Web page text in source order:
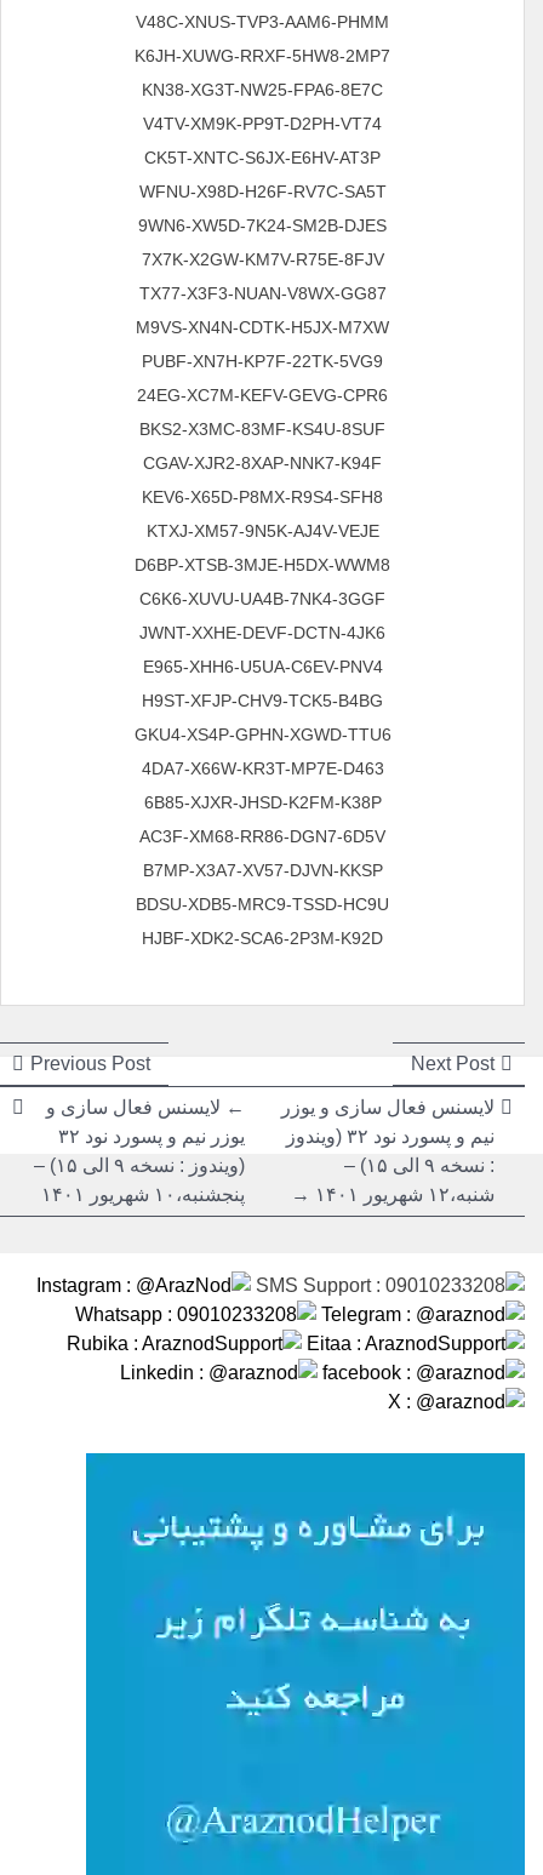
V48C-XNUS-TVP3-AAM6-PHMM
K6JH-XUWG-RRXF-5HW8-2MP7
KN38-XG3T-NW25-FPA6-8E7C
V4TV-XM9K-PP9T-D2PH-VT74
CK5T-XNTC-S6JX-E6HV-AT3P
WFNU-X98D-H26F-RV7C-SA5T
9WN6-XW5D-7K24-SM2B-DJES
7X7K-X2GW-KM7V-R75E-8FJV
TX77-X3F3-NUAN-V8WX-GG87
M9VS-XN4N-CDTK-H5JX-M7XW
PUBF-XN7H-KP7F-22TK-5VG9
24EG-XC7M-KEFV-GEVG-CPR6
BKS2-X3MC-83MF-KS4U-8SUF
CGAV-XJR2-8XAP-NNK7-K94F
KEV6-X65D-P8MX-R9S4-SFH8
KTXJ-XM57-9N5K-AJ4V-VEJE
D6BP-XTSB-3MJE-H5DX-WWM8
C6K6-XUVU-UA4B-7NK4-3GGF
JWNT-XXHE-DEVF-DCTN-4JK6
E965-XHH6-U5UA-C6EV-PNV4
H9ST-XFJP-CHV9-TCK5-B4BG
GKU4-XS4P-GPHN-XGWD-TTU6
4DA7-X66W-KR3T-MP7E-D463
6B85-XJXR-JHSD-K2FM-K38P
AC3F-XM68-RR86-DGN7-6D5V
B7MP-X3A7-XV57-DJVN-KKSP
BDSU-XDB5-MRC9-TSSD-HC9U
HJBF-XDK2-SCA6-2P3M-K92D
راهبری
نوشته
Previous Post Next Post
post:
راهبری
نوشته
← لایسنس فعال سازی و
یوزر نیم و پسورد نود ۳۲
(ویندوز : نسخه ۹ الی ۱۵) –
پنجشنبه،۱۰ شهریور ۱۴۰۱
لایسنس فعال سازی و یوزر
نیم و پسورد نود ۳۲ (ویندوز
: نسخه ۹ الی ۱۵) –
شنبه،۱۲ شهریور ۱۴۰۱ →